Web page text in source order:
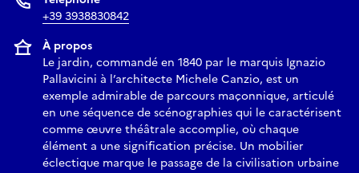
+39 3938830842
À propos
Le jardin, commandé en 1840 par le marquis Ignazio
Pallavicini à l’architecte Michele Canzio, est un
exemple admirable de parcours maçonnique, articulé
en une séquence de scénographies qui le caractérisent
comme œuvre théâtrale accomplie, où chaque
élément a une signification précise. Un mobilier
éclectique marque le passage de la civilisation urbaine